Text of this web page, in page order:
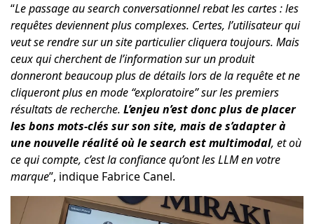
“Le passage au search conversationnel rebat les cartes : les
requêtes deviennent plus complexes. Certes, l’utilisateur qui
veut se rendre sur un site particulier cliquera toujours. Mais
ceux qui cherchent de l’information sur un produit
donneront beaucoup plus de détails lors de la requête et ne
cliqueront plus en mode “exploratoire” sur les premiers
résultats de recherche. L’enjeu n’est donc plus de placer
les bons mots-clés sur son site, mais de s’adapter à
une nouvelle réalité où le search est multimodal, et où
ce qui compte, c’est la confiance qu’ont les LLM en votre
marque”, indique Fabrice Canel.